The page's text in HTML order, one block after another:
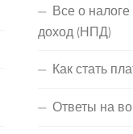
Все о
доход (НПД)
Как стать
Ответы на